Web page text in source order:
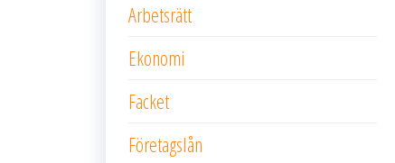
Arbetsrätt
Ekonomi
Facket
Företagslån